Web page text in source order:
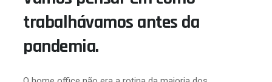
trabalhávamos antes da
pandemia.